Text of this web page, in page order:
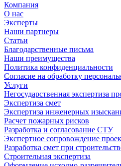
Компания
О нас
Эксперты
Наши партнеры
Статьи
Благодарственные письма
Наши преимущества
Политика конфиденциальности
Согласие на обработку
Услуги
Негосударственная экспертиза
Экспертиза смет
Экспертиза инженерных
Расчет пожарных рисков
Разработка и согласование СТУ
Экспертное сопровождение
Разработка смет при
Строительная экспертиза